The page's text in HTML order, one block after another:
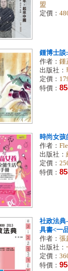
盟
定價：
鍾博士談
作者： 鍾
出版社：
定價：
特價： 85
時尚女孩
作者：
出版社：
定價：
特價： 85
社政法典
具書<一
作者： 張
出版社：
定價：
特價： 95